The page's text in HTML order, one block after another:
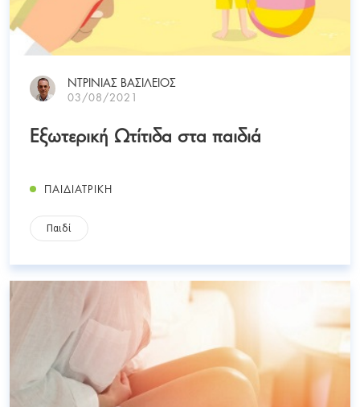
ΝΤΡΙΝΙΑΣ ΒΑΣΙΛΕΙΟΣ
03/08/2021
Εξωτερική Ωτίτιδα στα παιδιά
ΠΑΙΔΙΑΤΡΙΚΗ
Παιδί